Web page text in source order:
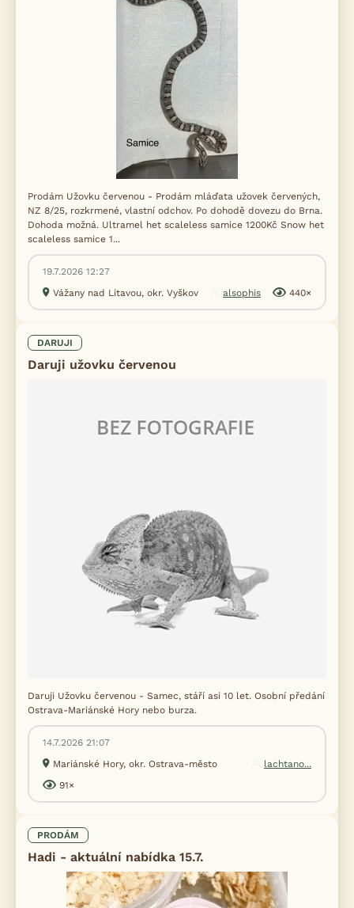
Prodám Užovku červenou - Prodám mláďata užovek červených,
NZ 8/25, rozkrmené, vlastní odchov. Po dohodě dovezu do Brna.
Dohoda možná. Ultramel het scaleless samice 1200Kč Snow het
scaleless samice 1...
19.7.2026 12:27
Vážany nad Litavou, okr. Vyškov
alsophis 440×
DARUJI
Daruji užovku červenou
Daruji Užovku červenou - Samec, stáří asi 10 let. Osobní předání
Ostrava-Mariánské Hory nebo burza.
14.7.2026 21:07
Mariánské Hory, okr. Ostrava-město
lachtano...
91×
PRODÁM
Hadi - aktuální nabídka 15.7.